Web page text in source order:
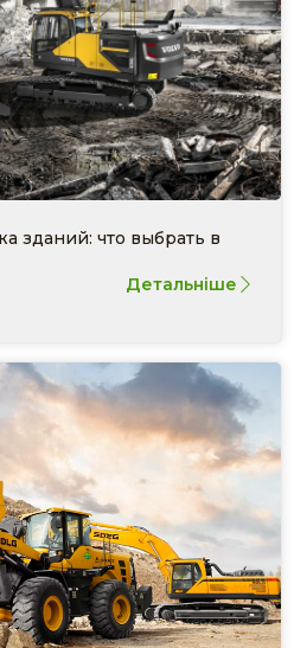
зданий: что выбрать в
Детальніше